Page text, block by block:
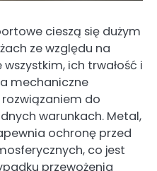
cieszą się dużym
ze względu na
ich trwałość i
mechaniczne
do
warunkach. Metal,
ochronę przed
co jest
przewożenia